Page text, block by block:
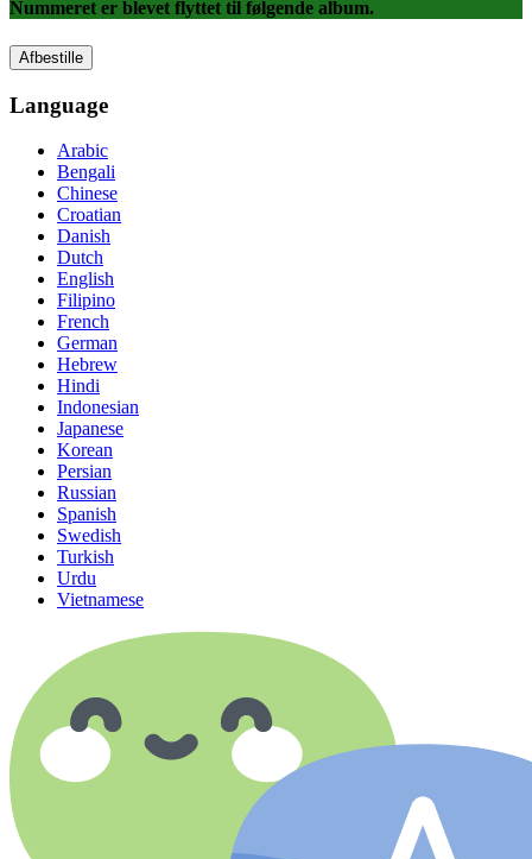
Nummeret er blevet flyttet til følgende album.
Afbestille
Language
Arabic
Bengali
Chinese
Croatian
Danish
Dutch
English
Filipino
French
German
Hebrew
Hindi
Indonesian
Japanese
Korean
Persian
Russian
Spanish
Swedish
Turkish
Urdu
Vietnamese